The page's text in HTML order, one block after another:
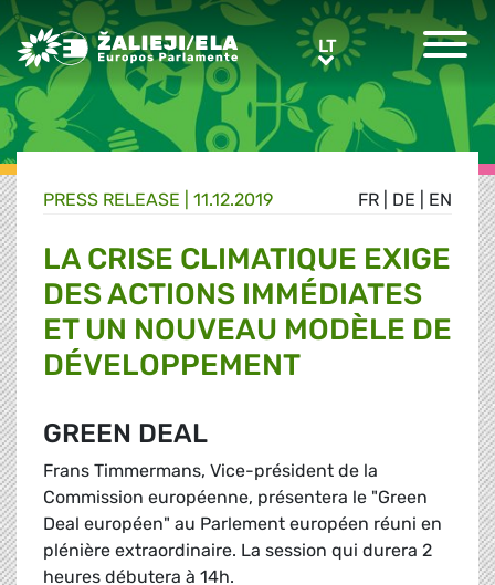
Greens/EFA Home LTLT
FR DE EN
PRESS RELEASE | 11.12.2019
LA CRISE CLIMATIQUE EXIGE
DES ACTIONS IMMÉDIATES
ET UN NOUVEAU MODÈLE DE
DÉVELOPPEMENT
GREEN DEAL
Frans Timmermans, Vice-président de la
Commission européenne, présentera le "Green
Deal européen" au Parlement européen réuni en
plénière extraordinaire. La session qui durera 2
heures débutera à 14h.